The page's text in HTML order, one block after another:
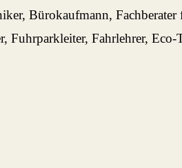
Bürokaufmann,
Fuhrparkleiter, Fahrlehrer, Eco-